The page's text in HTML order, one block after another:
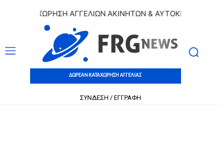
ΚΑΤΑΧΩΡΗΣΗ ΑΓΓΕΛΙΩΝ ΑΚΙΝΗΤΩΝ & ΑΥΤΟΚΙΝΗΤΩΝ |
ΔΩΡΕΑΝ ΚΑΤΑΧΩΡΗΣΗ ΑΓΓΕΛΙΑΣ
ΣΥΝΔΕΣΗ / ΕΓΓΡΑΦΗ